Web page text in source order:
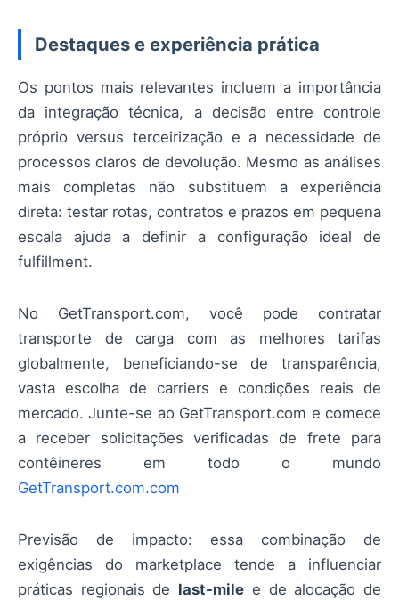
Destaques e experiência prática
Os pontos mais relevantes incluem a importância
da integração técnica, a decisão entre controle
próprio versus terceirização e a necessidade de
processos claros de devolução. Mesmo as análises
mais completas não substituem a experiência
direta: testar rotas, contratos e prazos em pequena
escala ajuda a definir a configuração ideal de
fulfillment.
No GetTransport.com, você pode contratar
transporte de carga com as melhores tarifas
globalmente, beneficiando-se de transparência,
vasta escolha de carriers e condições reais de
mercado. Junte-se ao GetTransport.com e comece
a receber solicitações verificadas de frete para
contêineres em todo o mundo
GetTransport.com.com
Previsão de impacto: essa combinação de
exigências do marketplace tende a influenciar
práticas regionais de last-mile e de alocação de